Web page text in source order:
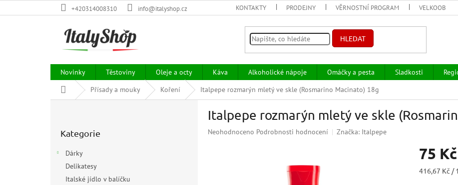
na
+420314008310 info@italyshop.cz KONTAKTY PRODEJNY VĚRNOSTNÍ PROGRAM
HLEDAT
Novinky Těstoviny Oleje a octy Káva Alkoholické nápoje Omáčky a pesta Sladkosti
Domů
Přísady a mouky Koření Italpepe rozmarýn mletý ve skle (Rosmarino Macinato) 18g
kategorie
Kategorie
Dárky
Delikatesy
Italské jídlo v balíčku
Italpepe rozmarýn mletý ve skle
Průměrné
Neohodnoceno Podrobnosti hodnocení Značka: Italpepe
75 Kč
Měrná
416,67 Kč /